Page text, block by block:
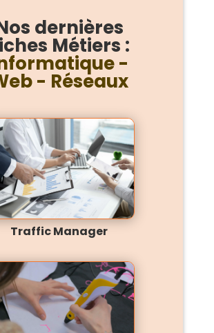
dernières
Métiers :
-
- Réseaux
Traffic Manager